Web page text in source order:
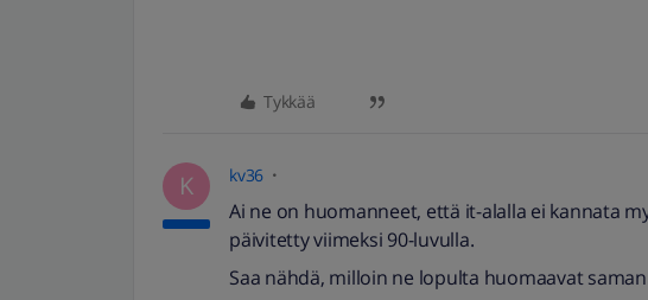
Tykkää
K kv36
Ai ne on huomanneet, että it-alalla ei kannata
päivitetty viimeksi 90-luvulla.
Saa nähdä, milloin ne lopulta huomaavat